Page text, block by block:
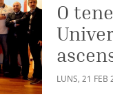
O
LUNS,21 FEB